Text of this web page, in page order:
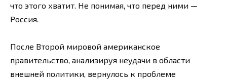
что этого хватит. Не понимая, что перед ними —
Россия.
После Второй мировой американское
правительство, анализируя неудачи в области
внешней политики, вернулось к проблеме